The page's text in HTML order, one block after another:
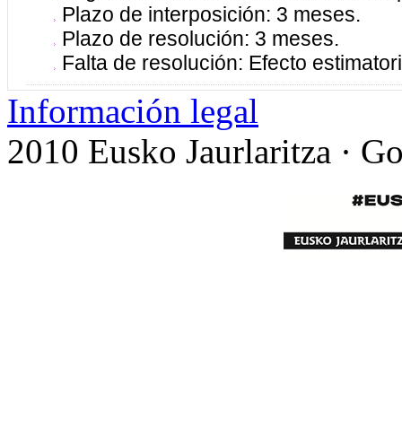
Plazo de interposición: 3 meses.
Plazo de resolución: 3 meses.
Falta de resolución: Efecto
Información legal
2010 Eusko Jaurlaritza ·